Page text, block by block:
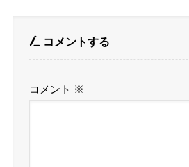
コメントする
コメント ※